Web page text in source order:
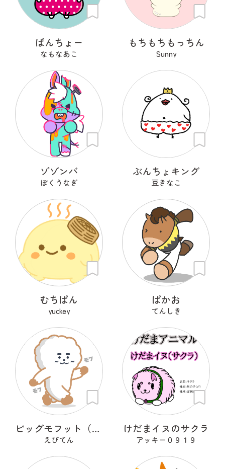
ぱんちょー
なもなあこ
もちもちもっちん
Sunny
ゾゾンバ
ぼくうなぎ
ぶんちょキング
豆きなこ
むちぱん
yuckey
ぱかお
てんしき
ビッグモフット（Big-mo-foot）
えびてん
けだまイヌのサクラ
アッキー０９１９